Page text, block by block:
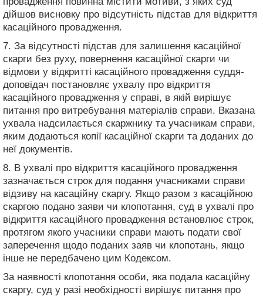
дійшов висновку про відсутність підстав для відкриття
касаційного провадження.
7. За відсутності підстав для залишення касаційної
скарги без руху, повернення касаційної скарги чи
відмови у відкритті касаційного провадження суддя-
доповідач постановляє ухвалу про відкриття
касаційного провадження у справі, в якій вирішує
питання про витребування матеріалів справи. Вказана
ухвала надсилається скаржнику та учасникам справи,
яким додаються копії касаційної скарги та доданих до
неї документів.
8. В ухвалі про відкриття касаційного провадження
зазначається строк для подання учасниками справи
відзиву на касаційну скаргу. Якщо разом з касаційною
скаргою подано заяви чи клопотання, суд в ухвалі про
відкриття касаційного провадження встановлює строк,
протягом якого учасники справи мають подати свої
заперечення щодо поданих заяв чи клопотань, якщо
інше не передбачено цим Кодексом.
За наявності клопотання особи, яка подала касаційну
скаргу, суд у разі необхідності вирішує питання про